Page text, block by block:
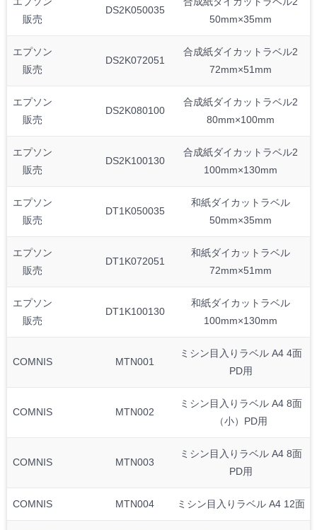
販売
DS2K050035
50mm×35mm
エプソン
販売
DS2K072051
合成紙ダイカットラベル2
72mm×51mm
エプソン
販売
DS2K080100
合成紙ダイカットラベル2
80mm×100mm
エプソン
販売
DS2K100130
合成紙ダイカットラベル2
100mm×130mm
エプソン
販売
DT1K050035
和紙ダイカットラベル
50mm×35mm
エプソン
販売
DT1K072051
和紙ダイカットラベル
72mm×51mm
エプソン
販売
DT1K100130
和紙ダイカットラベル
100mm×130mm
COMNIS MTN001
ミシン目入りラベル A4 4面
PD用
COMNIS MTN002
ミシン目入りラベル A4 8面
（小）PD用
COMNIS MTN003
ミシン目入りラベル A4 8面
PD用
COMNIS MTN004 ミシン目入りラベル A4 12面